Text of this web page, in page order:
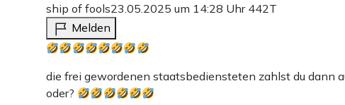
ship of fools23.05.2025 um 14:28 Uhr 442T
Melden
die frei gewordenen staatsbediensteten zahlst du dann
oder?